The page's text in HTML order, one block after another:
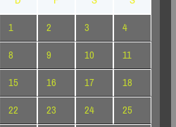
1
2 3
4
8 9 10
11
15 16 17
18
22 23 24
25